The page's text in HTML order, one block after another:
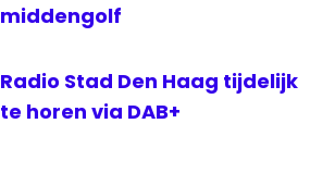
middengolf
Radio Stad Den Haag tijdelijk
te horen via DAB+